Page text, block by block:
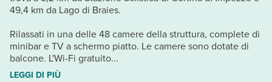
49,4 km da Lago di Braies.
Rilassati in una delle 48 camere della struttura, complete di
minibar e TV a schermo piatto. Le camere sono dotate di
balcone. L'Wi-Fi gratuito...
LEGGI DI PIÙ